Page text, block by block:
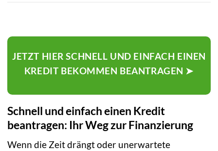
JETZT HIER SCHNELL UND EINFACH EINEN
KREDIT BEKOMMEN BEANTRAGEN ➤
Schnell und einfach einen Kredit
beantragen: Ihr Weg zur Finanzierung
Wenn die Zeit drängt oder unerwartete